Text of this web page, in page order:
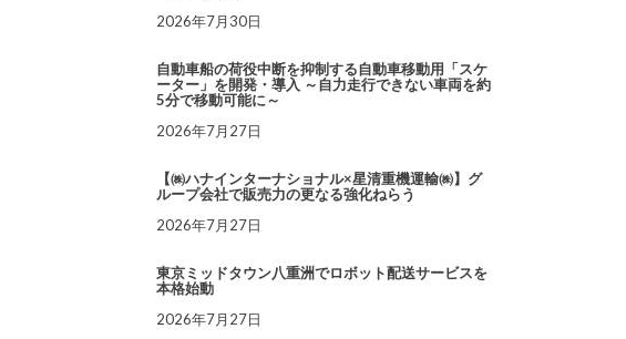
2026年7月30日
自動車船の荷役中断を抑制する自動車移動用「スケ
ーター」を開発・導入 ～自力走行できない車両を約
5分で移動可能に～
2026年7月27日
【㈱ハナインターナショナル×星清重機運輸㈱】グ
ループ会社で販売力の更なる強化ねらう
2026年7月27日
東京ミッドタウン八重洲でロボット配送サービスを
本格始動
2026年7月27日